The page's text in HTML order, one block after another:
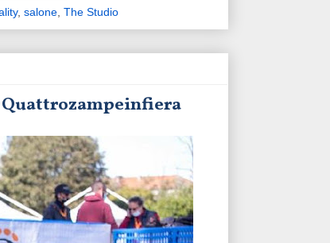
, salone, The Studio